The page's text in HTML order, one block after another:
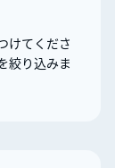
けてくださ
絞り込みま